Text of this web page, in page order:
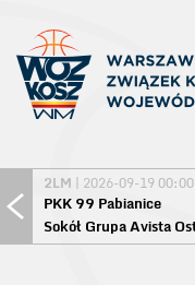
2LM | 2026-09-19 00:00
PKK 99 Pabianice